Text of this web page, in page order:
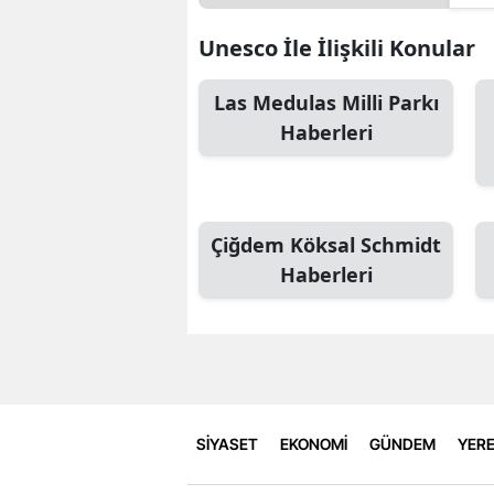
Unesco İle İlişkili Konular
Las Medulas Milli Parkı
Haberleri
Çiğdem Köksal Schmidt
Haberleri
SİYASET EKONOMİ GÜNDEM